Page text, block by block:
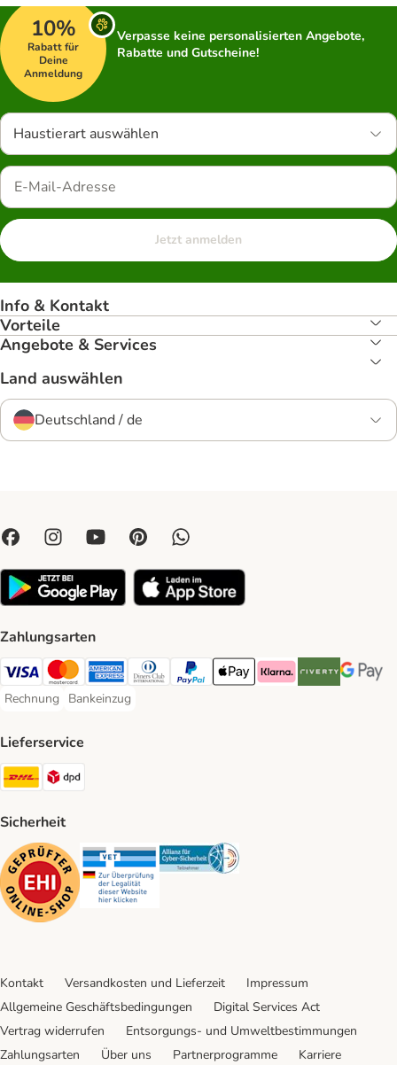
10%
Rabatt für
Deine
Anmeldung
Verpasse keine personalisierten Angebote,
Rabatte und Gutscheine!
Haustierart auswählen
Jetzt anmelden
Info & Kontakt
Vorteile
Angebote & Services
Land auswählen
Deutschland / de
Zahlungsarten
Visa Payment Method
Mastercard Payment Method
American Express Payment Method
Diners Club Payment Method
PayPal Payment Method
Apple Pay Payment Method
Klarna Payment Method
Riverty Payment
Google
Rechnung
Rechnung Payment Method
Bankeinzug
Bankeinzug Payment Method
Lieferservice
DHL Shipping Method
Sicherheit
Security Security Security
Kontakt Versandkosten und Lieferzeit
Impressum
Allgemeine Geschäftsbedingungen
Digital Services Act
Vertrag widerrufen
Entsorgungs- und Umweltbestimmungen
Zahlungsarten
Über uns Partnerprogramme Karriere